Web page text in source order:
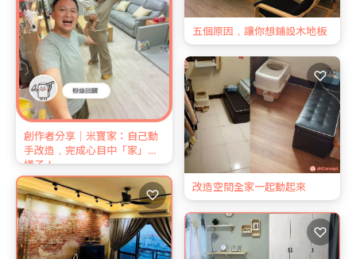
創作者分享｜米寶家：自己動
手改造，完成心目中「家」的
樣子！
五個原因，讓你想鋪設木地板
♡
改造空間全家一起動起來
♡
♡